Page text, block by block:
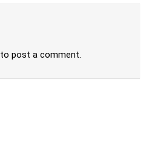
to post a comment.